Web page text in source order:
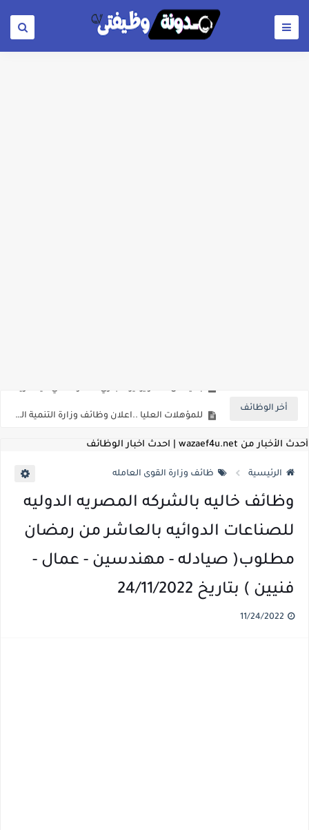
أخر الوظائف للمؤهلات العليا ..اعلان وظائف وزارة التنمية المحلية " اخصائي تخطيط - مهندس - اخصائي حاسبات - باحث قانوني " والتقديم الكتروني بتاريخ 15-7-2026
اعلان وظائف الهيئة القومية لسلامة الغذاء " لشغل وظيفة مفتش أغذية " لخريجي علوم / زراعة / طب بيطري "... الشروط والاوراق المطلوبة وكيفية التقديم
للمؤهلات العليا والمتوسطه.. جامعة ميريت تعلن عن وظائف شاغرة بتاريخ 20 مايو 2026
أحدث الأخبار من wazaef4u.net | احدث اخبار الوظائف
الرئيسية ظائف وزارة القوى العامله
وظائف خاليه بالشركه المصريه الدوليه
للصناعات الدوائيه بالعاشر من رمضان
مطلوب( صيادله - مهندسين - عمال -
فنيين ) بتاريخ 24/11/2022